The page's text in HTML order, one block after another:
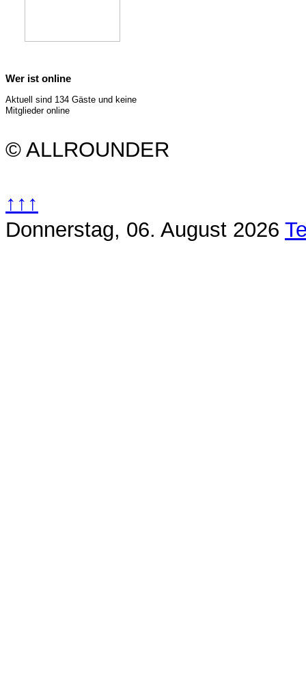
Wer ist online
Aktuell sind 134 Gäste und keine
Mitglieder online
© ALLROUNDER
↑↑↑
Donnerstag, 06. August 2026